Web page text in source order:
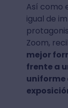
Así como
igual de
Zoom,
mejor
frente a
uniforme